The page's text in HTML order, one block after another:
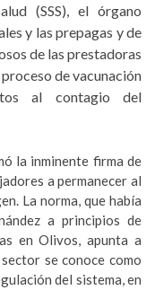
(SSS), el órgano
y las prepagas y de
de las prestadoras
de vacunación
al contagio del
la inminente firma de
a permanecer al
La norma, que había
a principios de
en Olivos, apunta a
se conoce como
del sistema, en